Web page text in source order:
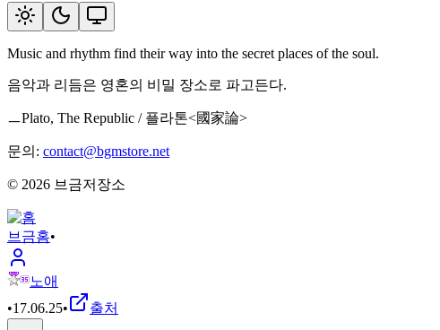
Music and rhythm find their way into the secret places of the soul.
음악과 리듬은 영혼의 비밀 장소로 파고든다.
ㅡPlato, The Republic / 플라톤<國家論>
문의: contact@bgmstore.net
© 2026 브금저장소
브금홈•
노애
•17.06.25• 출처